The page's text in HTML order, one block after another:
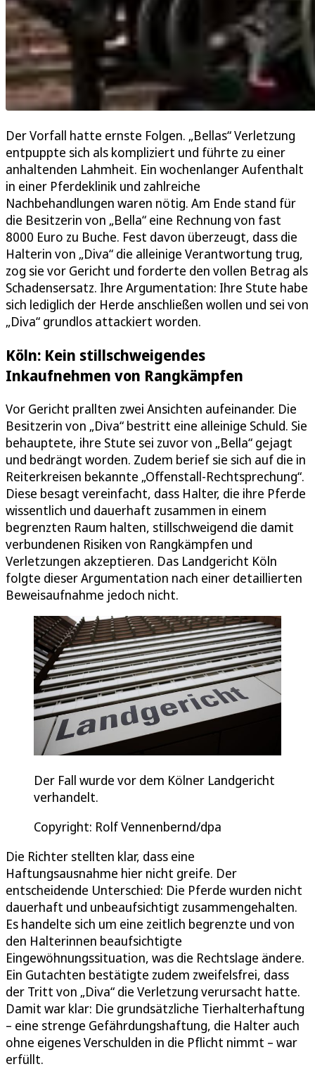
Der Vorfall hatte ernste Folgen. „Bellas“ Verletzung
entpuppte sich als kompliziert und führte zu einer
anhaltenden Lahmheit. Ein wochenlanger Aufenthalt
in einer Pferdeklinik und zahlreiche
Nachbehandlungen waren nötig. Am Ende stand für
die Besitzerin von „Bella“ eine Rechnung von fast
8000 Euro zu Buche. Fest davon überzeugt, dass die
Halterin von „Diva“ die alleinige Verantwortung trug,
zog sie vor Gericht und forderte den vollen Betrag als
Schadensersatz. Ihre Argumentation: Ihre Stute habe
sich lediglich der Herde anschließen wollen und sei von
„Diva“ grundlos attackiert worden.
Köln: Kein stillschweigendes
Inkaufnehmen von Rangkämpfen
Vor Gericht prallten zwei Ansichten aufeinander. Die
Besitzerin von „Diva“ bestritt eine alleinige Schuld. Sie
behauptete, ihre Stute sei zuvor von „Bella“ gejagt
und bedrängt worden. Zudem berief sie sich auf die in
Reiterkreisen bekannte „Offenstall-Rechtsprechung“.
Diese besagt vereinfacht, dass Halter, die ihre Pferde
wissentlich und dauerhaft zusammen in einem
begrenzten Raum halten, stillschweigend die damit
verbundenen Risiken von Rangkämpfen und
Verletzungen akzeptieren. Das Landgericht Köln
folgte dieser Argumentation nach einer detaillierten
Beweisaufnahme jedoch nicht.
Der Fall wurde vor dem Kölner Landgericht
verhandelt.
Copyright: Rolf Vennenbernd/dpa
Die Richter stellten klar, dass eine
Haftungsausnahme hier nicht greife. Der
entscheidende Unterschied: Die Pferde wurden nicht
dauerhaft und unbeaufsichtigt zusammengehalten.
Es handelte sich um eine zeitlich begrenzte und von
den Halterinnen beaufsichtigte
Eingewöhnungssituation, was die Rechtslage ändere.
Ein Gutachten bestätigte zudem zweifelsfrei, dass
der Tritt von „Diva“ die Verletzung verursacht hatte.
Damit war klar: Die grundsätzliche Tierhalterhaftung
– eine strenge Gefährdungshaftung, die Halter auch
ohne eigenes Verschulden in die Pflicht nimmt – war
erfüllt.